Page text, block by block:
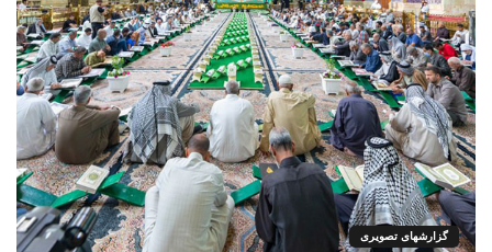
گزارشهای تصویری